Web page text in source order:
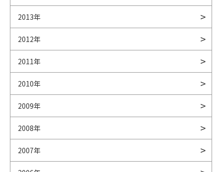
2013年
2012年
2011年
2010年
2009年
2008年
2007年